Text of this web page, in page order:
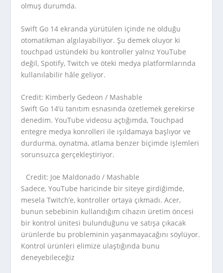
olmuş durumda.
Swift Go 14 ekranda yürütülen içinde ne olduğu
otomatikman algılayabiliyor. Şu demek oluyor ki
touchpad üstündeki bu kontroller yalnız YouTube
değil, Spotify, Twitch ve öteki medya platformlarında
kullanılabilir hâle geliyor.
Credit: Kimberly Gedeon / Mashable
Swift Go 14’ü tanıtım esnasında özetlemek gerekirse
denedim. YouTube videosu açtığımda, Touchpad
entegre medya konrolleri ile ışıldamaya başlıyor ve
durdurma, oynatma, atlama benzer biçimde işlemleri
sorunsuzca gerçekleştiriyor.
Credit: Joe Maldonado / Mashable
Sadece, YouTube haricinde bir siteye girdiğimde,
mesela Twitch’e, kontroller ortaya çıkmadı. Acer,
bunun sebebinin kullandığım cihazın üretim öncesi
bir kontrol ünitesi bulunduğunu ve satışa çıkacak
ürünlerde bu probleminin yaşanmayacağını söylüyor.
Kontrol ürünleri elimize ulaştığında bunu
deneyebileceğiz